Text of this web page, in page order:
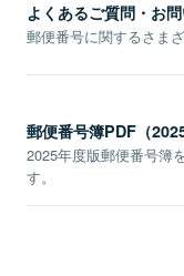
よくあるご質問・お
郵便番号に関するさま
郵便番号簿PDF（
2025年度版郵便番号簿
す。